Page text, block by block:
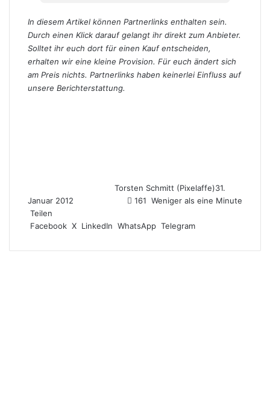
In diesem Artikel können Partnerlinks enthalten sein.
Durch einen Klick darauf gelangt ihr direkt zum Anbieter.
Solltet ihr euch dort für einen Kauf entscheiden,
erhalten wir eine kleine Provision. Für euch ändert sich
am Preis nichts. Partnerlinks haben keinerlei Einfluss auf
unsere Berichterstattung.
Torsten Schmitt (Pixelaffe)31.
Januar 2012
161 Weniger als eine Minute
Teilen
Facebook X LinkedIn WhatsApp Telegram